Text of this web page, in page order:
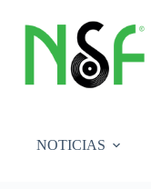
contenido
NOTICIAS